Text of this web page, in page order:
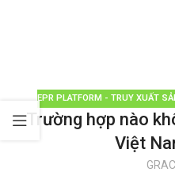
EPR PLATFORM - TRUY XUẤT
Trường hợp nào
Việt